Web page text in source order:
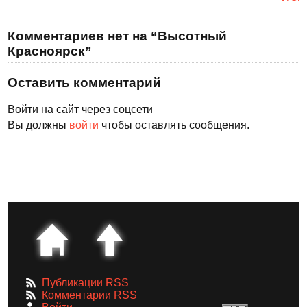
Комментариев нет на “Высотный
Красноярск”
Оставить комментарий
Войти на сайт через соцсети
Вы должны войти чтобы оставлять сообщения.
Публикации RSS
Комментарии RSS